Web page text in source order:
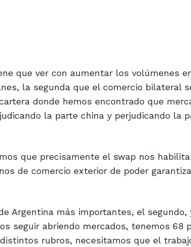
que ver con aumentar los volúmenes
la segunda que el comercio bilateral
donde hemos encontrado que
la parte china y perjudicando la
que precisamente el swap nos
de comercio exterior de poder
Argentina más importantes, el segundo,
seguir abriendo mercados, tenemos 68
rubros, necesitamos que el